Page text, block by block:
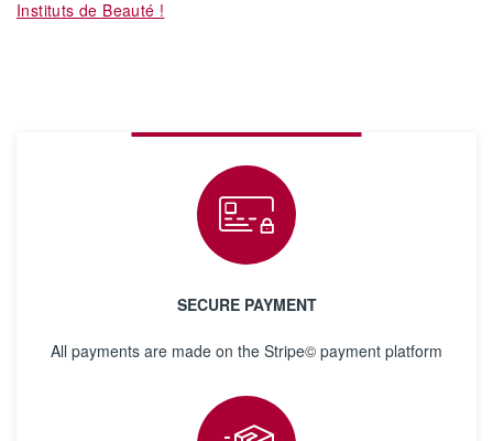
Instituts de Beauté !
SECURE PAYMENT
All payments are made on the Stripe© payment platform